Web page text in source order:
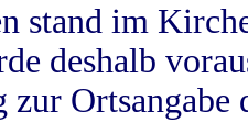
stand im
deshalb
zur